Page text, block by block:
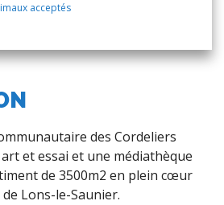
acceptés
des Cordeliers
et essai et une médiathèque
de 3500m2 en plein cœur
Lons-le-Saunier.